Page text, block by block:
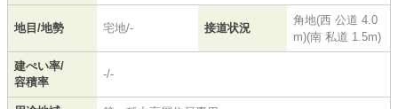
地目/地勢 宅地/- 接道状況
角地(西 公道 4.0
m)(南 私道 1.5m)
建ぺい率/
容積率
-/-